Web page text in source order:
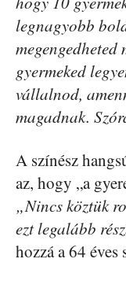
legnagyobb
gyermeked
vállalnod,
magadnak.
A színész
az, hogy „a
„Nincs köztük
ezt legalább
hozzá a 64 éves